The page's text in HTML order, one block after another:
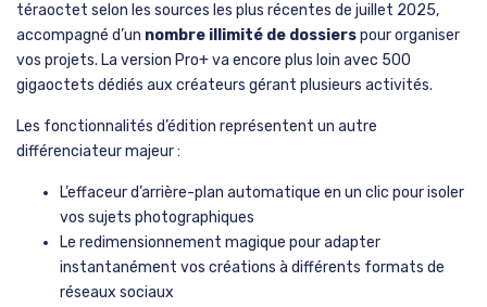
téraoctet selon les sources les plus récentes de juillet 2025,
accompagné d’un nombre illimité de dossierspour organiser
vos projets. La version Pro+ va encore plus loin avec 500
gigaoctets dédiés aux créateurs gérant plusieurs activités.
Les fonctionnalités d’édition représentent un autre
différenciateur majeur :
L’effaceur d’arrière-plan automatique en un clic pour isoler
vos sujets photographiques
Le redimensionnement magique pour adapter
instantanément vos créations à différents formats de
réseaux sociaux